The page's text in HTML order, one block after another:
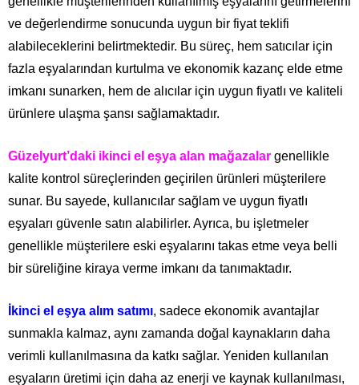
ve değerlendirme sonucunda uygun bir fiyat teklifi
alabileceklerini belirtmektedir. Bu süreç, hem satıcılar için
fazla eşyalarından kurtulma ve ekonomik kazanç elde etme
imkanı sunarken, hem de alıcılar için uygun fiyatlı ve kaliteli
ürünlere ulaşma şansı sağlamaktadır.
Güzelyurt’daki ikinci el eşya alan mağazalar genellikle
kalite kontrol süreçlerinden geçirilen ürünleri müşterilere
sunar. Bu sayede, kullanıcılar sağlam ve uygun fiyatlı
eşyaları güvenle satın alabilirler. Ayrıca, bu işletmeler
genellikle müşterilere eski eşyalarını takas etme veya belli
bir süreliğine kiraya verme imkanı da tanımaktadır.
İkinci el eşya alım satımı, sadece ekonomik avantajlar
sunmakla kalmaz, aynı zamanda doğal kaynakların daha
verimli kullanılmasına da katkı sağlar. Yeniden kullanılan
eşyaların üretimi için daha az enerji ve kaynak kullanılması,